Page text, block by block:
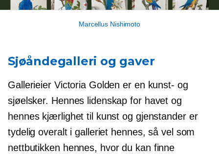
Marcellus Nishimoto
Sjøåndegalleri og gaver
Gallerieier Victoria Golden er en kunst- og
sjøelsker. Hennes lidenskap for havet og
hennes kjærlighet til kunst og gjenstander er
tydelig overalt i galleriet hennes, så vel som
nettbutikken hennes, hvor du kan finne